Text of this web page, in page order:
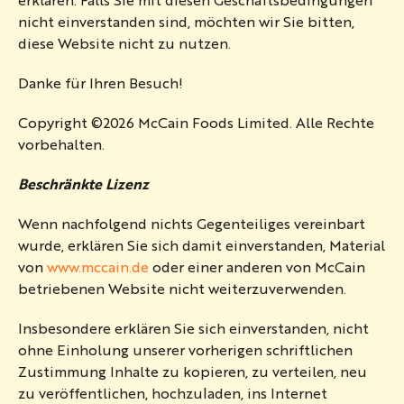
nicht einverstanden sind, möchten wir Sie bitten,
diese Website nicht zu nutzen.
Danke für Ihren Besuch!
Copyright ©2026 McCain Foods Limited. Alle Rechte
vorbehalten.
Beschränkte Lizenz
Wenn nachfolgend nichts Gegenteiliges vereinbart
wurde, erklären Sie sich damit einverstanden, Material
vonwww.mccain.de oder einer anderen von McCain
betriebenen Website nicht weiterzuverwenden.
Insbesondere erklären Sie sich einverstanden, nicht
ohne Einholung unserer vorherigen schriftlichen
Zustimmung Inhalte zu kopieren, zu verteilen, neu
zu veröffentlichen, hochzuladen, ins Internet